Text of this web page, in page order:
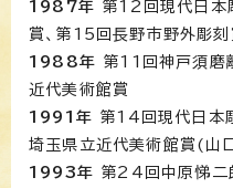
1987年 第12回現代日本
賞、第15回長野市野外彫刻
1988年 第11回神戸須磨
近代美術館賞
1991年 第14回現代日本
埼玉県立近代美術館賞(山
1993年 第24回中原悌二